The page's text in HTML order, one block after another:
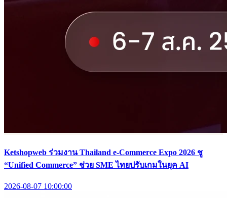
Ketshopweb ร่วมงาน Thailand e-Commerce Expo 2026 ชู
“Unified Commerce” ช่วย SME ไทยปรับเกมในยุค AI
2026-08-07 10:00:00